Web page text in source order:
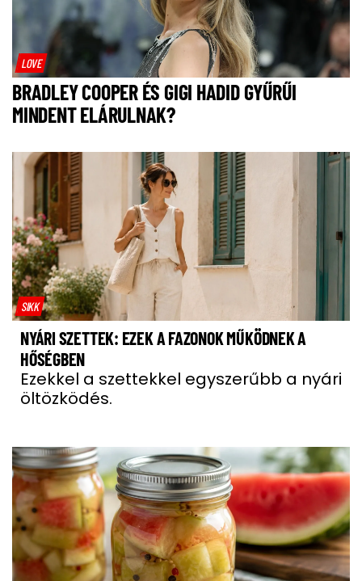
LOVE
BRADLEY COOPER ÉS GIGI HADID GYŰRŰI
MINDENT ELÁRULNAK?
SIKK
NYÁRI SZETTEK: EZEK A FAZONOK MŰKÖDNEK A
HŐSÉGBEN
Ezekkel a szettekkel egyszerűbb a nyári
öltözködés.